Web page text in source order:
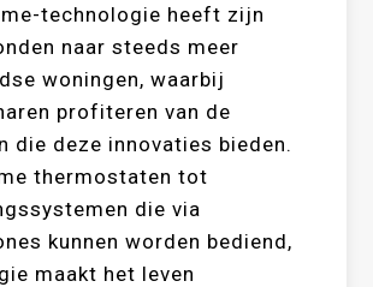
technologie heeft zijn
naar steeds meer
woningen, waarbij
profiteren van de
die deze innovaties bieden.
thermostaten tot
die via
kunnen worden bediend,
maakt het leven